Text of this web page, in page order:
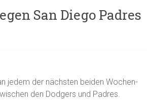
San Diego Padres
jedem der nächsten beiden Wochen-
den Dodgers und Padres.